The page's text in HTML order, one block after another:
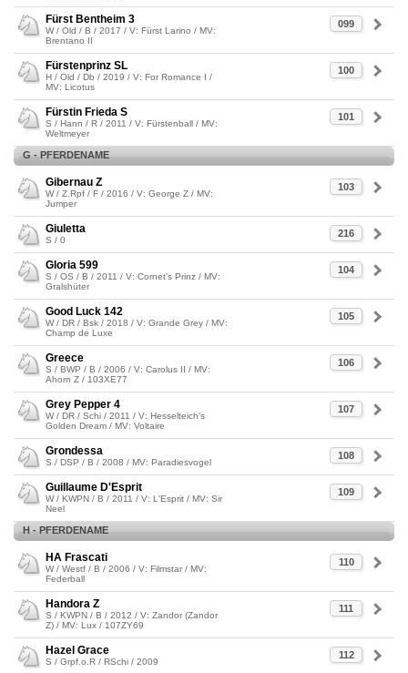
099
Fürst Bentheim 3
W / Old / B / 2017 / V: Fürst Larino / MV:
Brentano II
100
Fürstenprinz SL
H / Old / Db / 2019 / V: For Romance I /
MV: Licotus
101
Fürstin Frieda S
S / Hann / R / 2011 / V: Fürstenball / MV:
Weltmeyer
G - PFERDENAME
103
Gibernau Z
W / Z.Rpf / F / 2016 / V: George Z / MV:
Jumper
216
Giuletta
S / 0
104
Gloria 599
S / OS / B / 2011 / V: Cornet's Prinz / MV:
Gralshüter
105
Good Luck 142
W / DR / Bsk / 2018 / V: Grande Grey / MV:
Champ de Luxe
106
Greece
S / BWP / B / 2006 / V: Carolus II / MV:
Ahorn Z / 103XE77
107
Grey Pepper 4
W / DR / Schi / 2011 / V: Hesselteich's
Golden Dream / MV: Voltaire
108
Grondessa
S / DSP / B / 2008 / MV: Paradiesvogel
109
Guillaume D'Esprit
W / KWPN / B / 2011 / V: L'Esprit / MV: Sir
Neel
H - PFERDENAME
110
HA Frascati
W / Westf / B / 2006 / V: Filmstar / MV:
Federball
111
Handora Z
S / KWPN / B / 2012 / V: Zandor (Zandor
Z) / MV: Lux / 107ZY69
112
Hazel Grace
S / Grpf.o.R / RSchi / 2009